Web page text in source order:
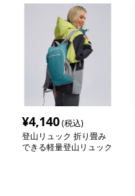
¥4,140(税込)
登山リュック 折り畳み
できる軽量登山リュック